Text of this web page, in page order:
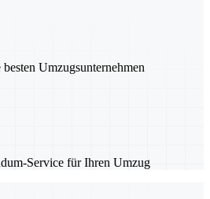
Umzugsunternehmen
Service für Ihren Umzug